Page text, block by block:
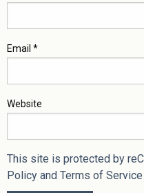
Email *
Website
This site is protected by
Policy and Terms of Service